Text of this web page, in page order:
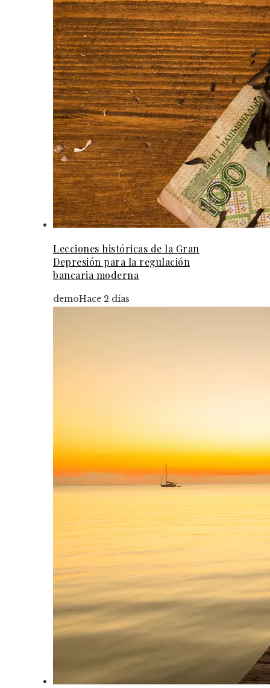
Lecciones históricas de la Gran
Depresión para la regulación
bancaria moderna
demoHace 2 días